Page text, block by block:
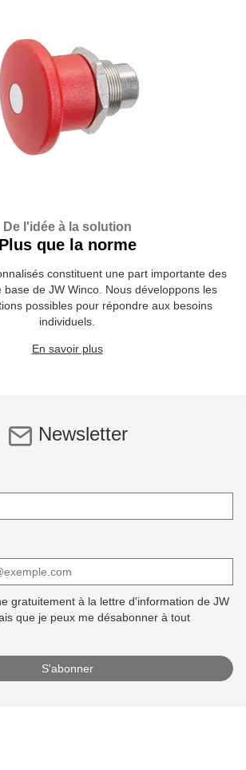
De l'idée à la solution
Plus que la norme
constituent une part importante des
base de JW Winco. Nous développons les
possibles pour répondre aux besoins
individuels.
En savoir plus
Newsletter
gratuitement à la lettre d'information de JW
que je peux me désabonner à tout